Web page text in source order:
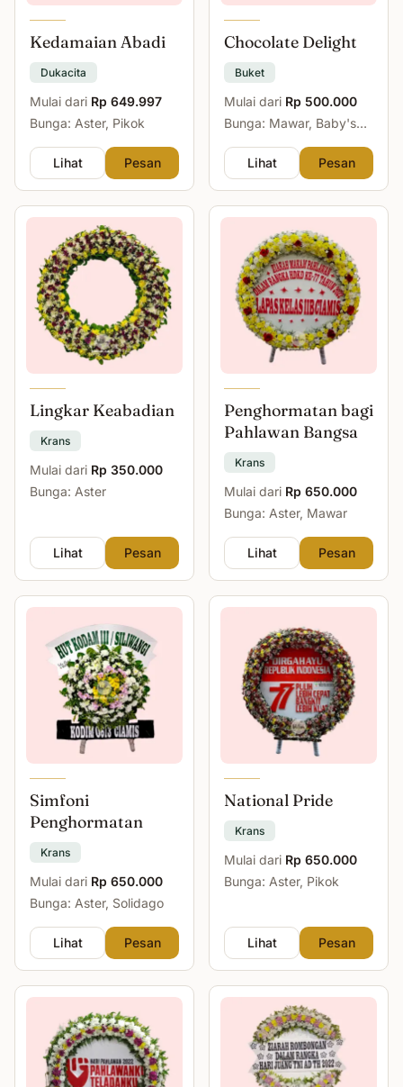
Kedamaian Abadi
Dukacita
Mulai dari Rp 649.997
Bunga: Aster, Pikok
Lihat Pesan
Chocolate Delight
Buket
Mulai dari Rp 500.000
Bunga: Mawar, Baby's
Lihat
Pesan
Lingkar Keabadian
Krans
Mulai dari Rp 350.000
Bunga: Aster
Lihat Pesan
Penghormatan bagi
Pahlawan Bangsa
Krans
Mulai dari Rp 650.000
Bunga: Aster, Mawar
Lihat Pesan
Simfoni
Penghormatan
Krans
Mulai dari Rp 650.000
Bunga: Aster, Solidago
Lihat Pesan
National Pride
Krans
Mulai dari Rp 650.000
Bunga: Aster, Pikok
Lihat Pesan